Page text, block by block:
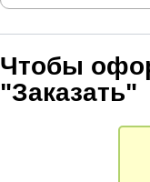
Чтобы
"Заказать"